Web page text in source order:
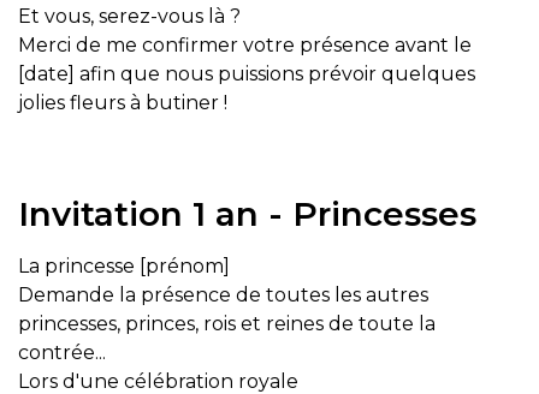
Et vous, serez-vous là ?
Merci de me confirmer votre présence avant le
[date] afin que nous puissions prévoir quelques
jolies fleurs à butiner !
Invitation 1 an - Princesses
La princesse [prénom]
Demande la présence de toutes les autres
princesses, princes, rois et reines de toute la
contrée...
Lors d'une célébration royale